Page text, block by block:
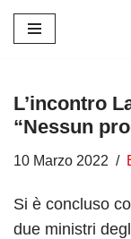
contenuto
L’incontro
“Nessun
10 Marzo 2022
Si è concluso
due ministri